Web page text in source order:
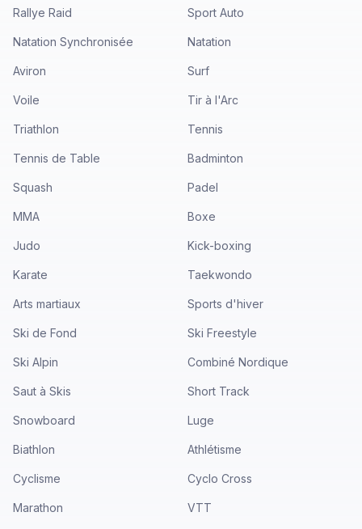
Rallye Raid Sport Auto
Natation Synchronisée Natation
Aviron Surf
Voile Tir à l'Arc
Triathlon Tennis
Tennis de Table Badminton
Squash Padel
MMA Boxe
Judo Kick-boxing
Karate Taekwondo
Arts martiaux Sports d'hiver
Ski de Fond Ski Freestyle
Ski Alpin Combiné Nordique
Saut à Skis Short Track
Snowboard Luge
Biathlon Athlétisme
Cyclisme Cyclo Cross
Marathon VTT